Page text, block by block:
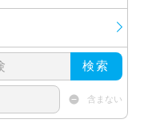
検索
含まない